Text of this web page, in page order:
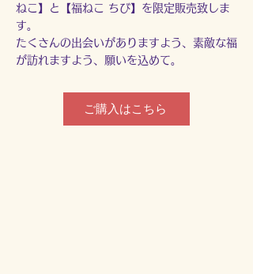
ねこ】と【福ねこ ちび】を限定販売致しま
す。
​たくさんの出会いがありますよう、素敵な福
が訪れますよう、願いを込めて。
ご購入はこちら